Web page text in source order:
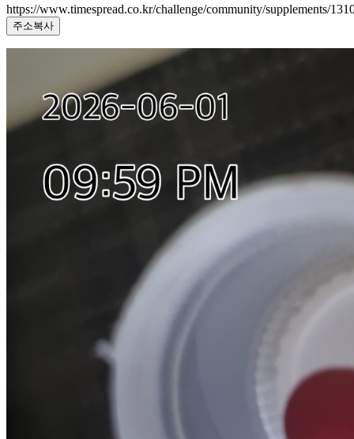
https://www.timespread.co.kr/challenge/community/supplements/
주소복사